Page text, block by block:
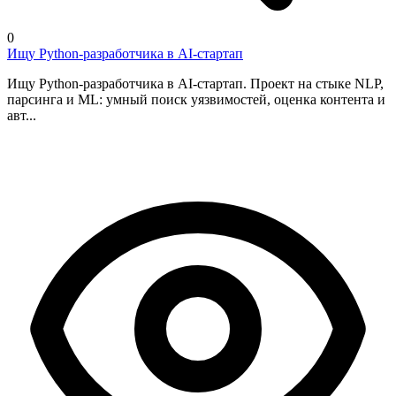
0
Ищу Python-разработчика в AI-стартап
Ищу Python-разработчика в AI-стартап. Проект на стыке NLP,
парсинга и ML: умный поиск уязвимостей, оценка контента и
авт...